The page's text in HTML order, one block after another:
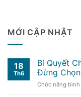
MỚI CẬP NHẬT
18
Th6
Bí Quyết
Đừng
Chức năng